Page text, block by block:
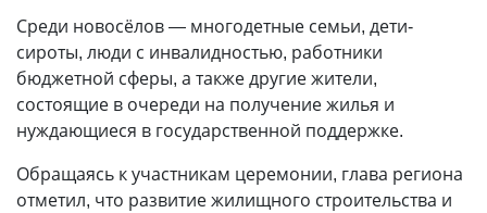
Среди новосёлов — многодетные семьи, дети-
сироты, люди с инвалидностью, работники
бюджетной сферы, а также другие жители,
состоящие в очереди на получение жилья и
нуждающиеся в государственной поддержке.
Обращаясь к участникам церемонии, глава региона
отметил, что развитие жилищного строительства и